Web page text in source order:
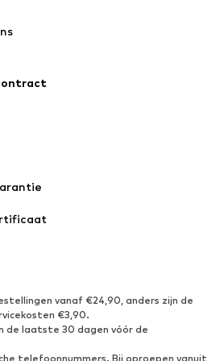
vanaf €24,90, anders zijn de
€3,90.
de laatste 30 dagen vóór de
telefoonnummers. Bij oproepen vanuit